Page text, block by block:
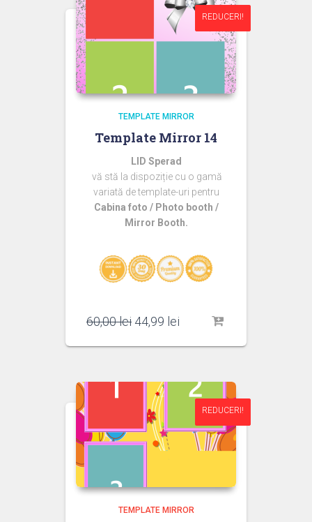
REDUCERI!
REDUCERI!
TEMPLATE MIRROR
Template Mirror 14
LID Sperad
vă stă la dispoziție cu o gamă
variată de template-uri pentru
Cabina foto / Photo booth /
Mirror Booth.
60,00lei Prețul
a
60,00 lei.
44,99 lei
este:
REDUCERI!
REDUCERI!
TEMPLATE MIRROR